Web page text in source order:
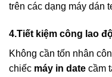
trên các dạng máy dán
4.Tiết kiệm công lao
Không cần tốn nhân
chiếc máy in date cầm